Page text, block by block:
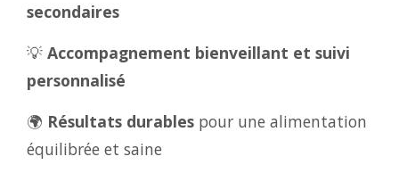
secondaires
💡 Accompagnement bienveillant et suivi
personnalisé
🌍 Résultats durables pour une alimentation
équilibrée et saine